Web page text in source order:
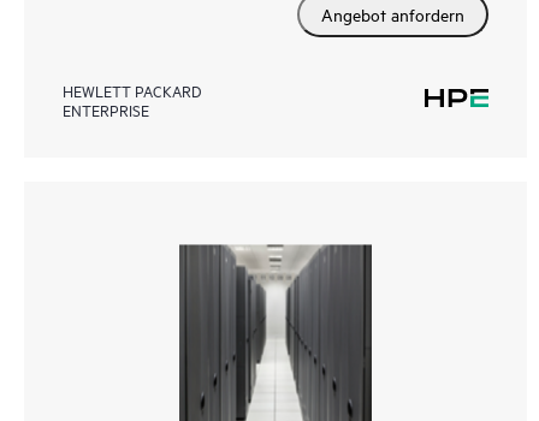
Angebot anfordern
HEWLETT PACKARD
ENTERPRISE